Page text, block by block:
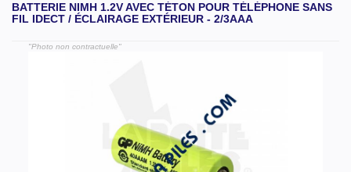
BATTERIE NIMH 1.2V AVEC TÉTON POUR TÉLÉPHONE SANS
FIL IDECT / ÉCLAIRAGE EXTÉRIEUR - 2/3AAA
"Photo non contractuelle"